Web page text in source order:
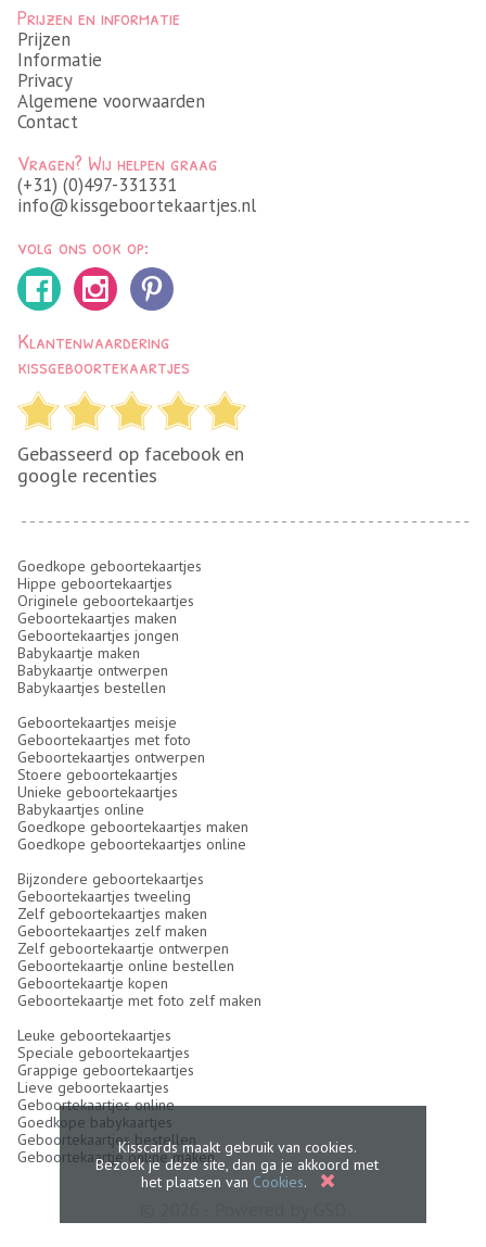
Prijzen en informatie
Prijzen
Informatie
Privacy
Algemene voorwaarden
Contact
Vragen? Wij helpen graag
(+31) (0)497-331331
info@kissgeboortekaartjes.nl
volg ons ook op:
Klantenwaardering
kissgeboortekaartjes
Gebasseerd op facebook en
google recenties
Goedkope geboortekaartjes
Hippe geboortekaartjes
Originele geboortekaartjes
Geboortekaartjes maken
Geboortekaartjes jongen
Babykaartje maken
Babykaartje ontwerpen
Babykaartjes bestellen
Geboortekaartjes meisje
Geboortekaartjes met foto
Geboortekaartjes ontwerpen
Stoere geboortekaartjes
Unieke geboortekaartjes
Babykaartjes online
Goedkope geboortekaartjes maken
Goedkope geboortekaartjes online
Bijzondere geboortekaartjes
Geboortekaartjes tweeling
Zelf geboortekaartjes maken
Geboortekaartjes zelf maken
Zelf geboortekaartje ontwerpen
Geboortekaartje online bestellen
Geboortekaartje kopen
Geboortekaartje met foto zelf maken
Leuke geboortekaartjes
Speciale geboortekaartjes
Grappige geboortekaartjes
Lieve geboortekaartjes
Geboortekaartjes online
Goedkope babykaartjes
Geboortekaartjes bestellen
Geboortekaartje online makenKisscards maakt gebruik van cookies.
Bezoek je deze site, dan ga je akkoord met
het plaatsen van Cookies.